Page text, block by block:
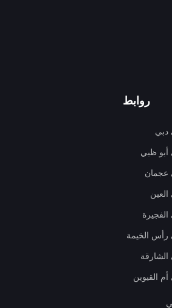
روابط
دبي
أبو ظبي
عجمان
رأس الخيمة
القيوين